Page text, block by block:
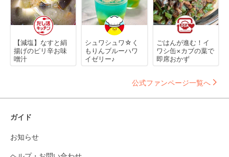
【減塩】なすと絹
揚げのピリ辛お味
噌汁
シュワシュワ☆く
もりんブルーハワ
イゼリー♪
ごはんが進む！イ
ワシ缶×カブの葉で
即席おかず
公式ファンページ一覧へ
ガイド
お知らせ